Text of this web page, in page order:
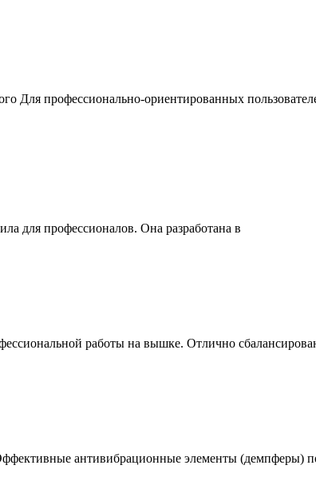
Для профессионально-ориентированных
для профессионалов. Она разработана в
работы на вышке. Отлично
антивибрационные элементы (демпферы)